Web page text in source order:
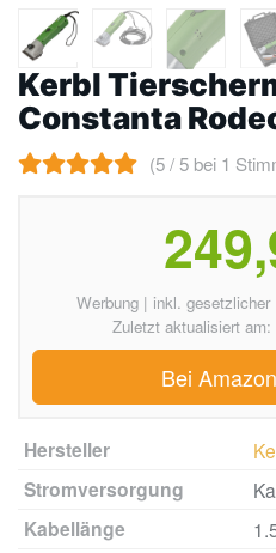
Kerbl
Constanta
(5 / 5 bei 1
Werbung | inkl.
Zuletzt aktualisiert
Bei
Hersteller
Stromversorgung
Kabellänge